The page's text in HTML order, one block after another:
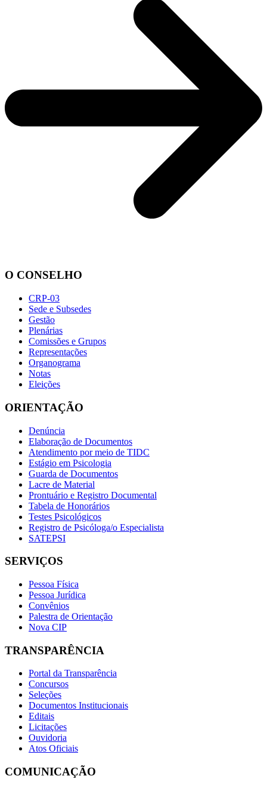
O CONSELHO
CRP-03
Sede e Subsedes
Gestão
Plenárias
Comissões e Grupos
Representações
Organograma
Notas
Eleições
ORIENTAÇÃO
Denúncia
Elaboração de Documentos
Atendimento por meio de TIDC
Estágio em Psicologia
Guarda de Documentos
Lacre de Material
Prontuário e Registro Documental
Tabela de Honorários
Testes Psicológicos
Registro de Psicóloga/o Especialista
SATEPSI
SERVIÇOS
Pessoa Física
Pessoa Jurídica
Convênios
Palestra de Orientação
Nova CIP
TRANSPARÊNCIA
Portal da Transparência
Concursos
Seleções
Documentos Institucionais
Editais
Licitações
Ouvidoria
Atos Oficiais
COMUNICAÇÃO